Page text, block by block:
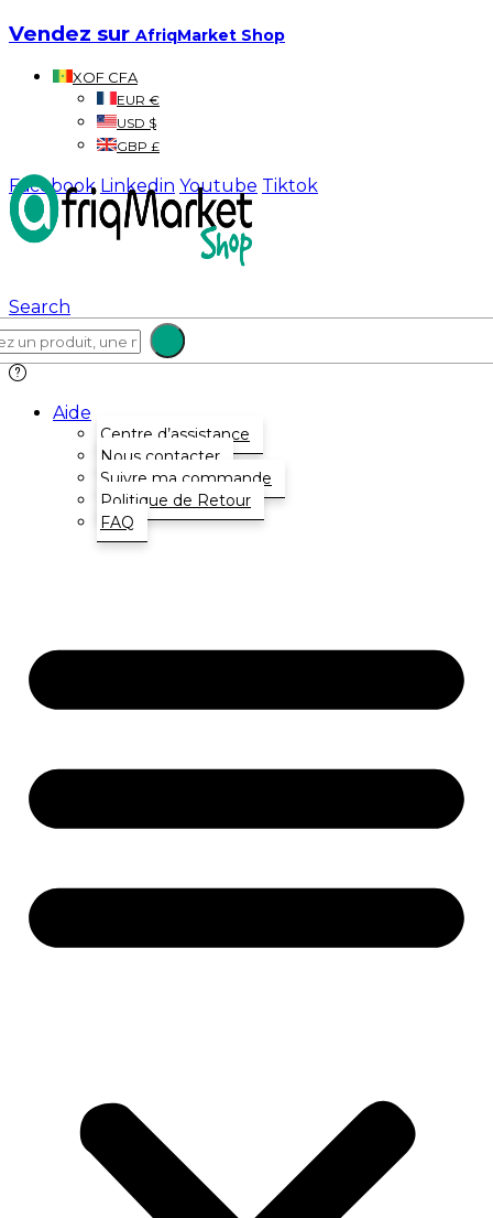
Vendez sur AfriqMarket Shop
XOF CFA
EUR €
USD $
GBP £
Facebook Linkedin Youtube Tiktok
Search
Aide
Centre d’assistance
Nous contacter
Suivre ma commande
Politique de Retour
FAQ